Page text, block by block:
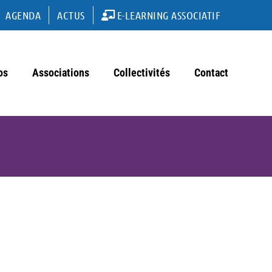
AGENDA ACTUS E-LEARNING ASSOCIATIF
Associations Collectivités Contact